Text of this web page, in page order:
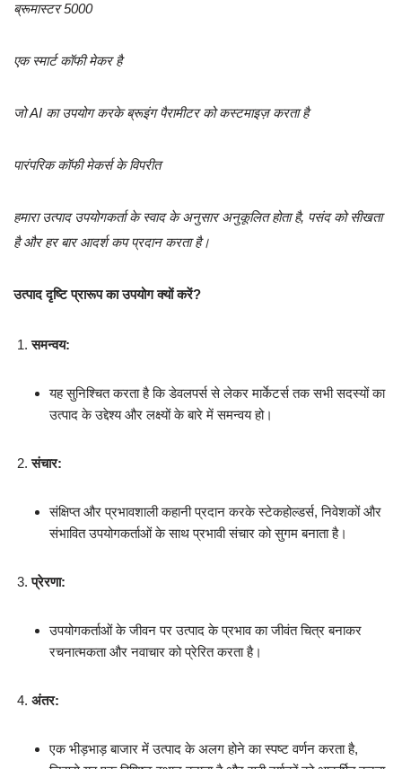
ब्रूमास्टर 5000
एक स्मार्ट कॉफी मेकर है
जो AI का उपयोग करके ब्रूइंग पैरामीटर को कस्टमाइज़ करता है
पारंपरिक कॉफी मेकर्स के विपरीत
हमारा उत्पाद उपयोगकर्ता के स्वाद के अनुसार अनुकूलित होता है, पसंद को सीखता
है और हर बार आदर्श कप प्रदान करता है।
उत्पाद दृष्टि प्रारूप का उपयोग क्यों करें?
समन्वय:
यह सुनिश्चित करता है कि डेवलपर्स से लेकर मार्केटर्स तक सभी सदस्यों का
उत्पाद के उद्देश्य और लक्ष्यों के बारे में समन्वय हो।
संचार:
संक्षिप्त और प्रभावशाली कहानी प्रदान करके स्टेकहोल्डर्स, निवेशकों और
संभावित उपयोगकर्ताओं के साथ प्रभावी संचार को सुगम बनाता है।
प्रेरणा:
उपयोगकर्ताओं के जीवन पर उत्पाद के प्रभाव का जीवंत चित्र बनाकर
रचनात्मकता और नवाचार को प्रेरित करता है।
अंतर:
एक भीड़भाड़ बाजार में उत्पाद के अलग होने का स्पष्ट वर्णन करता है,